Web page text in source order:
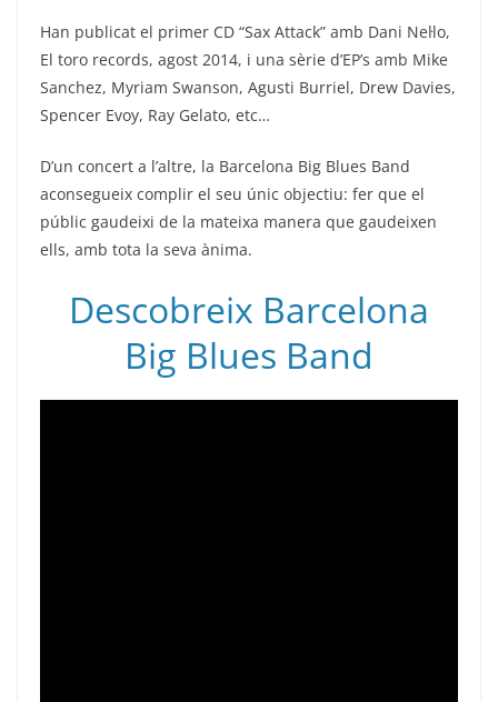
Han publicat el primer CD “Sax Attack” amb Dani Nel·lo,
El toro records, agost 2014, i una sèrie d’EP’s amb Mike
Sanchez, Myriam Swanson, Agusti Burriel, Drew Davies,
Spencer Evoy, Ray Gelato, etc…
D’un concert a l’altre, la Barcelona Big Blues Band
aconsegueix complir el seu únic objectiu: fer que el
públic gaudeixi de la mateixa manera que gaudeixen
ells, amb tota la seva ànima.
Descobreix Barcelona
Big Blues Band